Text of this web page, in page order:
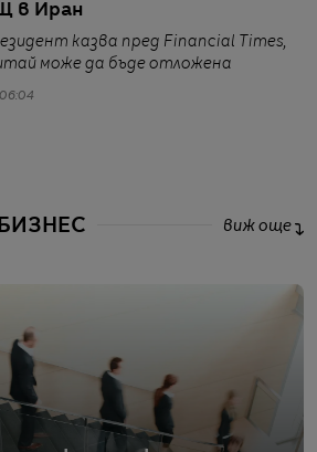
в Иран
казва пред Financial Times,
може да бъде отложена
виж още